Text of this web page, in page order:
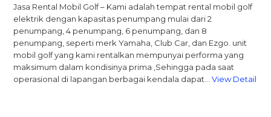
Jasa Rental Mobil Golf – Kami adalah tempat rental mobil golf
elektrik dengan kapasitas penumpang mulai dari 2
penumpang, 4 penumpang, 6 penumpang, dan 8
penumpang, seperti merk Yamaha, Club Car, dan Ezgo. unit
mobil golf yang kami rentalkan mempunyai performa yang
maksimum dalam kondisinya prima ,Sehingga pada saat
operasional di lapangan berbagai kendala dapat…View Detail